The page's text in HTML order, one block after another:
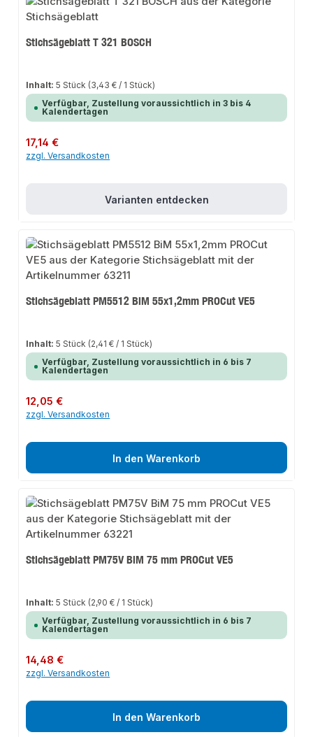
Stichsägeblatt T 321 BOSCH
Inhalt:5 Stück (3,43 € / 1 Stück)
Verfügbar, Zustellung voraussichtlich in 3 bis 4
Kalendertagen
Regulärer Preis:
17,14 €
zzgl. Versandkosten
Varianten entdecken
Stichsägeblatt PM5512 BiM 55x1,2mm PROCut VE5
Inhalt:5 Stück (2,41 € / 1 Stück)
Verfügbar, Zustellung voraussichtlich in 6 bis 7
Kalendertagen
Regulärer Preis:
12,05 €
zzgl. Versandkosten
In den Warenkorb
Stichsägeblatt PM75V BiM 75 mm PROCut VE5
Inhalt:5 Stück (2,90 € / 1 Stück)
Verfügbar, Zustellung voraussichtlich in 6 bis 7
Kalendertagen
Regulärer Preis:
14,48 €
zzgl. Versandkosten
In den Warenkorb